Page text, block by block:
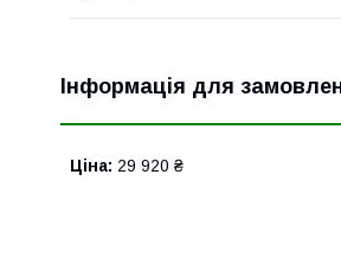
Інформація для
Ціна: 29 920 ₴